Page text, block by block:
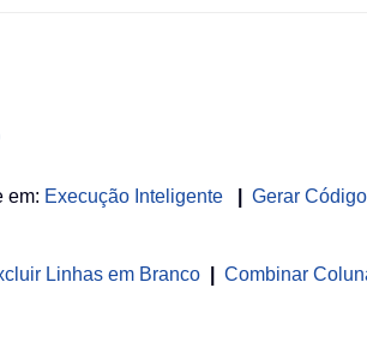
em: Execução Inteligente Gerar Código
Linhas em Branco Combinar